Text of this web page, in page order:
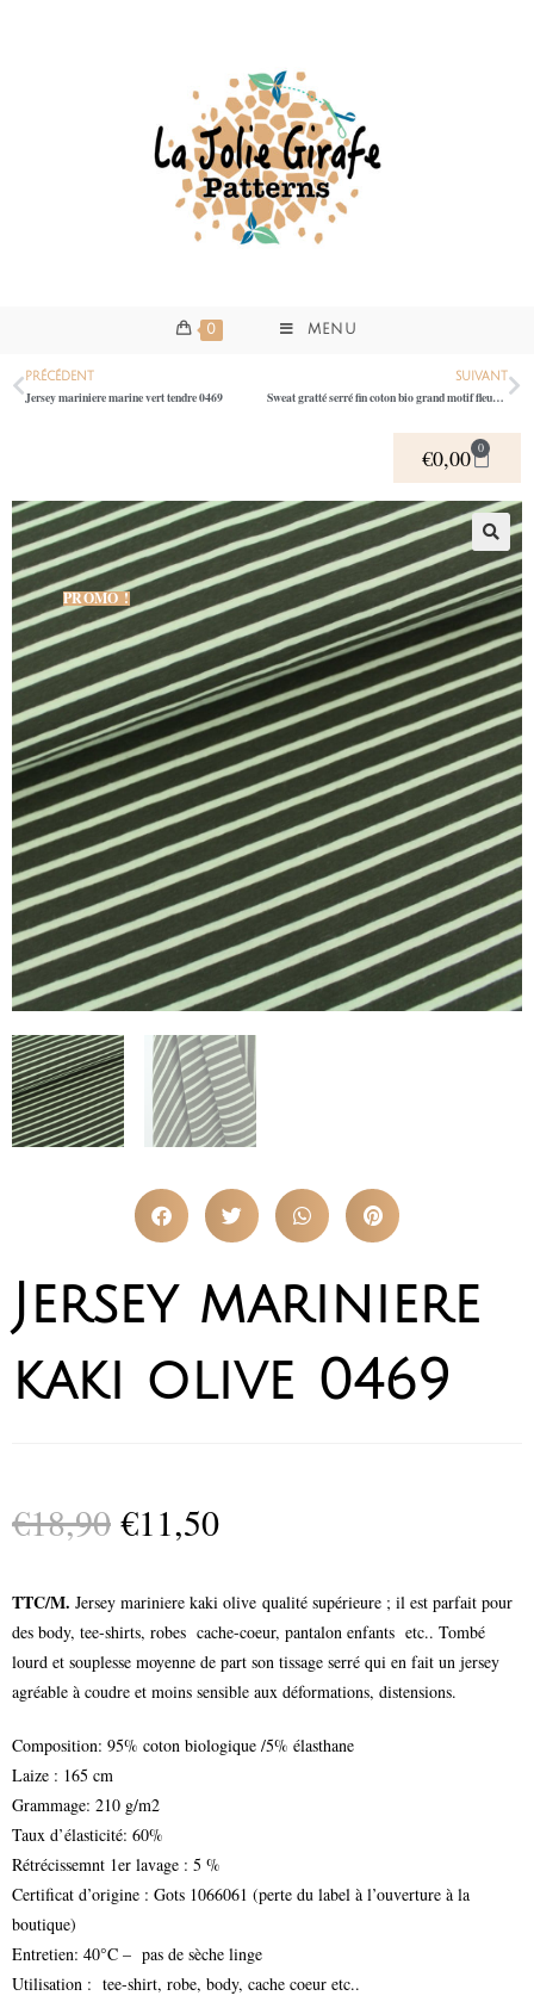
0 MENU
PRÉCÉDENT
Jersey mariniere marine vert tendre 0469
SUIVANT
Sweat gratté serré fin coton bio grand motif fleurs 0532
€0,00 0
PROMO !
Jersey mariniere
kaki olive 0469
€18,90 €11,50
TTC/M. Jersey mariniere kaki olive qualité supérieure ; il est parfait pour
des body, tee-shirts, robes cache-coeur, pantalon enfants etc.. Tombé
lourd et souplesse moyenne de part son tissage serré qui en fait un jersey
agréable à coudre et moins sensible aux déformations, distensions.
Composition: 95% coton biologique /5% élasthane
Laize : 165 cm
Grammage: 210 g/m2
Taux d’élasticité: 60%
Rétrécissemnt 1er lavage : 5 %
Certificat d’origine : Gots 1066061 (perte du label à l’ouverture à la
boutique)
Entretien: 40°C – pas de sèche linge
Utilisation : tee-shirt, robe, body, cache coeur etc..